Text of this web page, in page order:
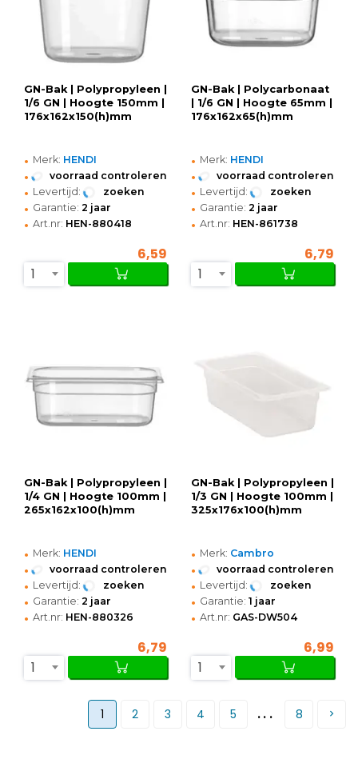
GN-Bak | Polypropyleen |
1/6 GN | Hoogte 150mm |
176x162x150(h)mm
• Merk: HENDI
• voorraad controleren
• Levertijd: zoeken
• Garantie: 2 jaar
• Art.nr: HEN-880418
6,59
1
GN-Bak | Polycarbonaat
| 1/6 GN | Hoogte 65mm |
176x162x65(h)mm
• Merk: HENDI
• voorraad controleren
• Levertijd: zoeken
• Garantie: 2 jaar
• Art.nr: HEN-861738
6,79
1
GN-Bak | Polypropyleen |
1/4 GN | Hoogte 100mm |
265x162x100(h)mm
• Merk: HENDI
• voorraad controleren
• Levertijd: zoeken
• Garantie: 2 jaar
• Art.nr: HEN-880326
6,79
1
GN-Bak | Polypropyleen |
1/3 GN | Hoogte 100mm |
325x176x100(h)mm
• Merk: Cambro
• voorraad controleren
• Levertijd: zoeken
• Garantie: 1 jaar
• Art.nr: GAS-DW504
6,99
1
1 2 3 4 5 ... 8